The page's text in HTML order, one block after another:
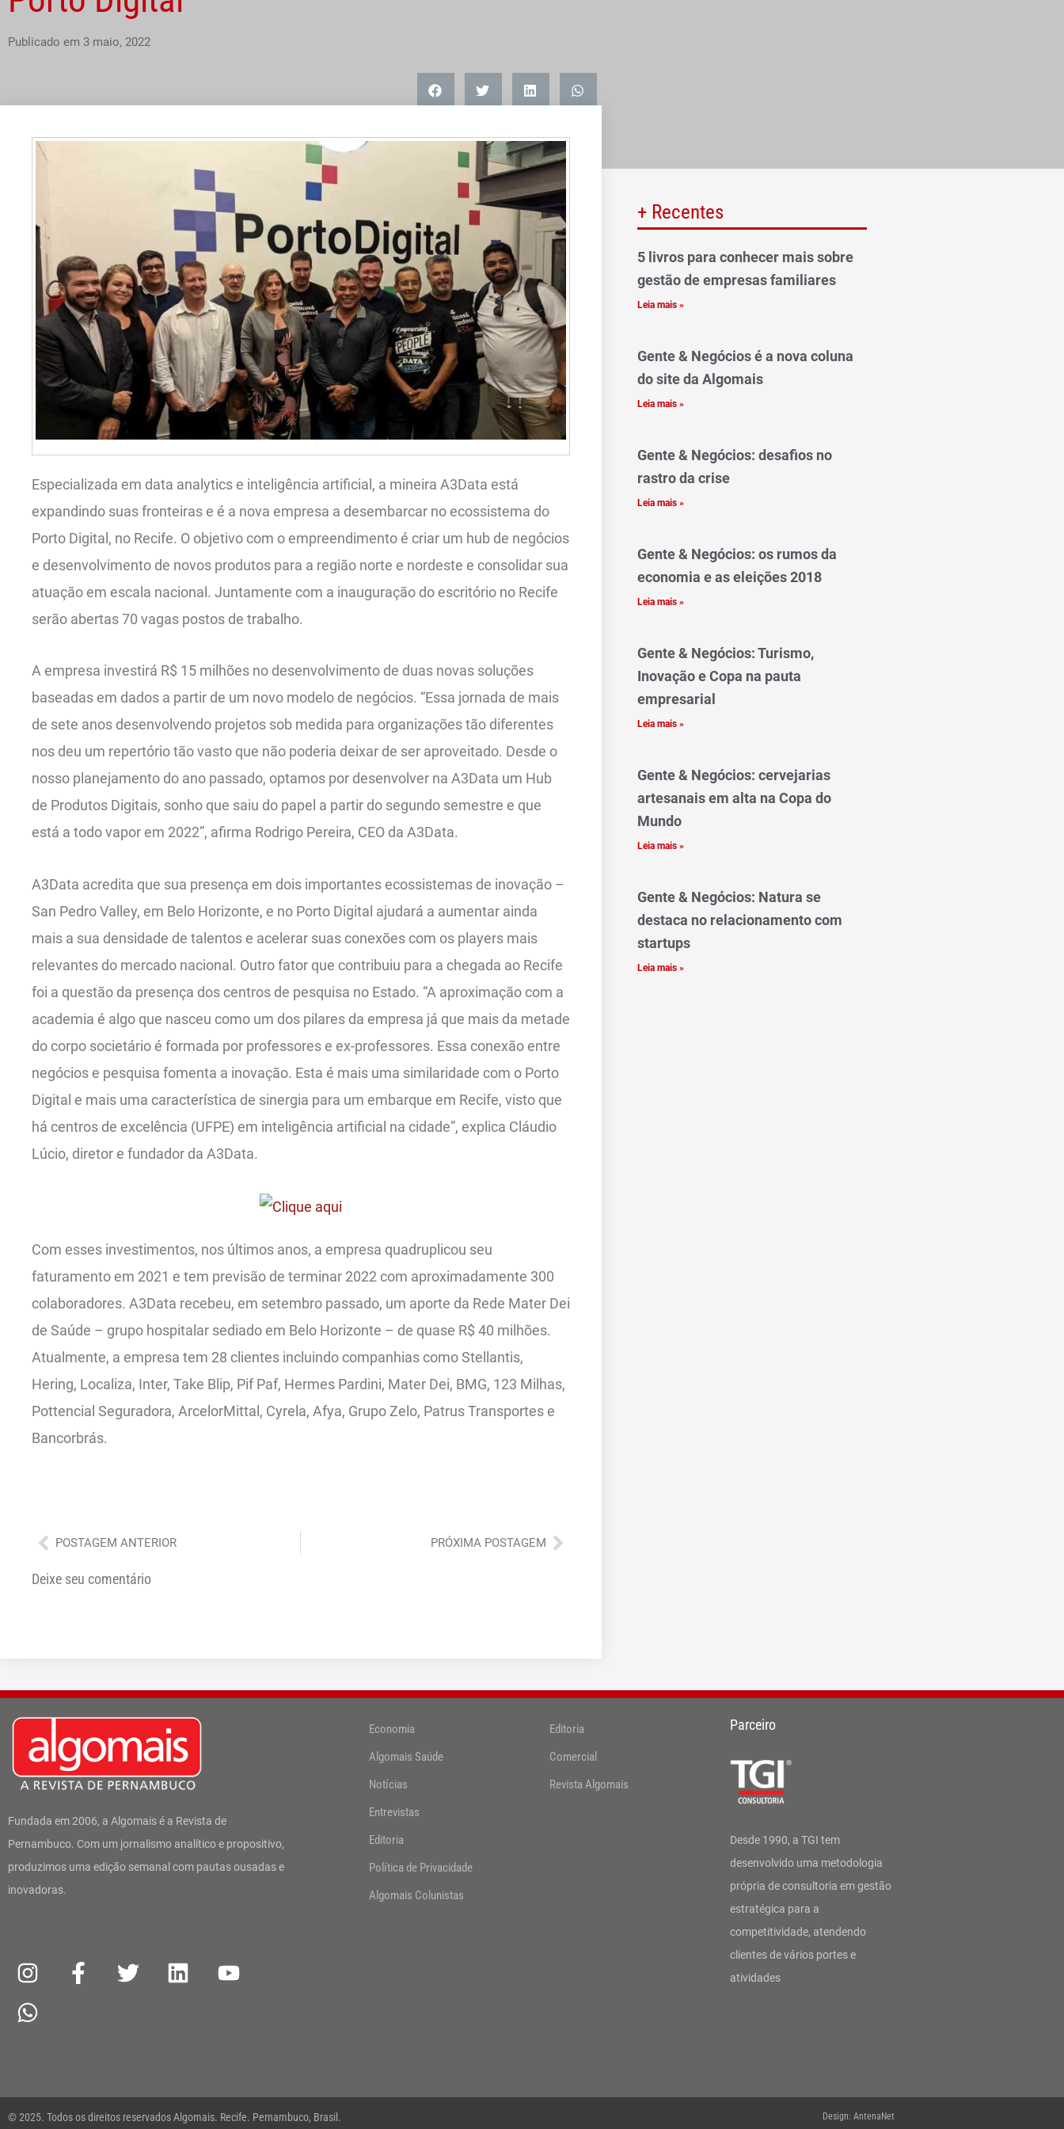
Publicado em 3 maio, 2022
Especializada em data analytics e inteligência artificial, a mineira A3Data está
expandindo suas fronteiras e é a nova empresa a desembarcar no ecossistema do
Porto Digital, no Recife. O objetivo com o empreendimento é criar um hub de negócios
e desenvolvimento de novos produtos para a região norte e nordeste e consolidar sua
atuação em escala nacional. Juntamente com a inauguração do escritório no Recife
serão abertas 70 vagas postos de trabalho.
A empresa investirá R$ 15 milhões no desenvolvimento de duas novas soluções
baseadas em dados a partir de um novo modelo de negócios. “Essa jornada de mais
de sete anos desenvolvendo projetos sob medida para organizações tão diferentes
nos deu um repertório tão vasto que não poderia deixar de ser aproveitado. Desde o
nosso planejamento do ano passado, optamos por desenvolver na A3Data um Hub
de Produtos Digitais, sonho que saiu do papel a partir do segundo semestre e que
está a todo vapor em 2022”, afirma Rodrigo Pereira, CEO da A3Data.
A3Data acredita que sua presença em dois importantes ecossistemas de inovação –
San Pedro Valley, em Belo Horizonte, e no Porto Digital ajudará a aumentar ainda
mais a sua densidade de talentos e acelerar suas conexões com os players mais
relevantes do mercado nacional. Outro fator que contribuiu para a chegada ao Recife
foi a questão da presença dos centros de pesquisa no Estado. “A aproximação com a
academia é algo que nasceu como um dos pilares da empresa já que mais da metade
do corpo societário é formada por professores e ex-professores. Essa conexão entre
negócios e pesquisa fomenta a inovação. Esta é mais uma similaridade com o Porto
Digital e mais uma característica de sinergia para um embarque em Recife, visto que
há centros de excelência (UFPE) em inteligência artificial na cidade”, explica Cláudio
Lúcio, diretor e fundador da A3Data.
Com esses investimentos, nos últimos anos, a empresa quadruplicou seu
faturamento em 2021 e tem previsão de terminar 2022 com aproximadamente 300
colaboradores. A3Data recebeu, em setembro passado, um aporte da Rede Mater Dei
de Saúde – grupo hospitalar sediado em Belo Horizonte – de quase R$ 40 milhões.
Atualmente, a empresa tem 28 clientes incluindo companhias como Stellantis,
Hering, Localiza, Inter, Take Blip, Pif Paf, Hermes Pardini, Mater Dei, BMG, 123 Milhas,
Pottencial Seguradora, ArcelorMittal, Cyrela, Afya, Grupo Zelo, Patrus Transportes e
Bancorbrás.
Anterior
POSTAGEM ANTERIOR PRÓXIMA POSTAGEMPróximo
Deixe seu comentário
+ Recentes
5 livros para conhecer mais sobre
gestão de empresas familiares
Leia mais »
Gente & Negócios é a nova coluna
do site da Algomais
Leia mais »
Gente & Negócios: desafios no
rastro da crise
Leia mais »
Gente & Negócios: os rumos da
economia e as eleições 2018
Leia mais »
Gente & Negócios: Turismo,
Inovação e Copa na pauta
empresarial
Leia mais »
Gente & Negócios: cervejarias
artesanais em alta na Copa do
Mundo
Leia mais »
Gente & Negócios: Natura se
destaca no relacionamento com
startups
Leia mais »
Fundada em 2006, a Algomais é a Revista de
Pernambuco. Com um jornalismo analítico e propositivo,
produzimos uma edição semanal com pautas ousadas e
inovadoras.
n
s
t
a
a
c
k
w
i
n
n
o
h
a
t
p
Economia
Algomais Saúde
Notícias
Entrevistas
Editoria
Política de Privacidade
Algomais Colunistas
Editoria
Comercial
Revista Algomais
Parceiro
Desde 1990, a TGI tem
desenvolvido uma metodologia
própria de consultoria em gestão
estratégica para a
competitividade, atendendo
clientes de vários portes e
atividades
© 2025. Todos os direitos reservados Algomais. Recife. Pernambuco, Brasil. Design: AntenaNet